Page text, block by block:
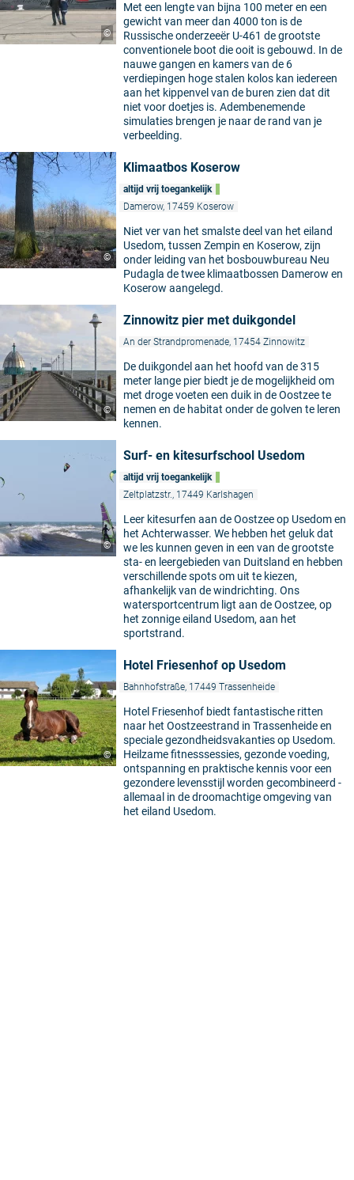
©
Met een lengte van bijna 100 meter en een
gewicht van meer dan 4000 ton is de
Russische onderzeeër U-461 de grootste
conventionele boot die ooit is gebouwd. In de
nauwe gangen en kamers van de 6
verdiepingen hoge stalen kolos kan iedereen
aan het kippenvel van de buren zien dat dit
niet voor doetjes is. Adembenemende
simulaties brengen je naar de rand van je
verbeelding.
©
Klimaatbos Koserow
altijd vrij toegankelijk
Damerow, 17459 Koserow
Niet ver van het smalste deel van het eiland
Usedom, tussen Zempin en Koserow, zijn
onder leiding van het bosbouwbureau Neu
Pudagla de twee klimaatbossen Damerow en
Koserow aangelegd.
©
Zinnowitz pier met duikgondel
An der Strandpromenade, 17454 Zinnowitz
De duikgondel aan het hoofd van de 315
meter lange pier biedt je de mogelijkheid om
met droge voeten een duik in de Oostzee te
nemen en de habitat onder de golven te leren
kennen.
©
Surf- en kitesurfschool Usedom
altijd vrij toegankelijk
Zeltplatzstr., 17449 Karlshagen
Leer kitesurfen aan de Oostzee op Usedom en
het Achterwasser. We hebben het geluk dat
we les kunnen geven in een van de grootste
sta- en leergebieden van Duitsland en hebben
verschillende spots om uit te kiezen,
afhankelijk van de windrichting. Ons
watersportcentrum ligt aan de Oostzee, op
het zonnige eiland Usedom, aan het
sportstrand.
©
Hotel Friesenhof op Usedom
Bahnhofstraße, 17449 Trassenheide
Hotel Friesenhof biedt fantastische ritten
naar het Oostzeestrand in Trassenheide en
speciale gezondheidsvakanties op Usedom.
Heilzame fitnesssessies, gezonde voeding,
ontspanning en praktische kennis voor een
gezondere levensstijl worden gecombineerd -
allemaal in de droomachtige omgeving van
het eiland Usedom.